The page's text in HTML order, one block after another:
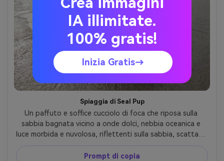
Spiaggia di Seal Pup
Un paffuto e soffice cucciolo di foca che riposa sulla
sabbia bagnata vicino a onde dolci, nebbia oceanica e
luce morbida e nuvolosa, riflettenti sulla sabbia, scattato
su Nikon D850 con 105 mm f/2.8, cornice ritratto stretta,
baffi dettagliati e naso bagnato, fotorealistico, calmante
Prompt di copia
IA illimitate.
100% gratis!
Inizia Gratis→